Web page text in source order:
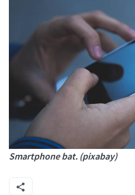
Smartphone bat. (pixabay)